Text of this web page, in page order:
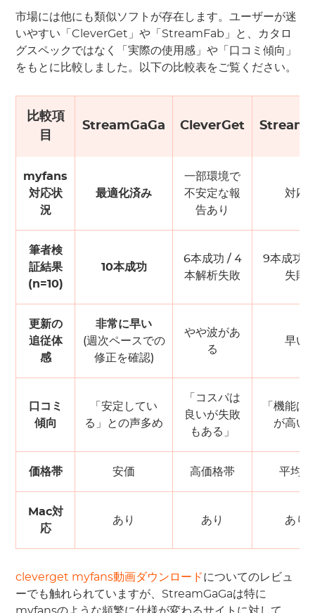
市場には他にも類似ソフトが存在します。ユーザーが迷
いやすい「CleverGet」や「StreamFab」と、カタロ
グスペックではなく「実際の使用感」や「口コミ傾向」
をもとに比較しました。以下の比較表をご覧ください。
比較項
目
StreamGaGa CleverGet
myfans
対応状
況
最適化済み
一部環境で
不安定な報
告あり
対応
筆者検
証結果
(n=10)
10本成功
6本成功 / 4
本解析失敗
9本成功 /
失敗
更新の
追従体
感
非常に早い
(週次ペースでの
修正を確認)
やや波があ
る
早い
口コミ
傾向
「安定してい
る」との声多め
「コスパは
良いが失敗
もある」
「機能は
が高い
価格帯 安価 高価格帯 平均的
Mac対
応
あり あり あり
cleverget myfans動画ダウンロードについてのレビュ
ーでも触れられていますが、StreamGaGaは特に